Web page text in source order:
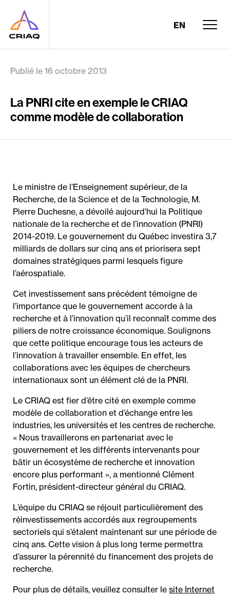
EN
Publié le 16 octobre 2013
La PNRI cite en exemple le CRIAQ
comme modèle de collaboration
Le ministre de l’Enseignement supérieur, de la
Recherche, de la Science et de la Technologie, M.
Pierre Duchesne, a dévoilé aujourd’hui la Politique
nationale de la recherche et de l’innovation (PNRI)
2014-2019. Le gouvernement du Québec investira 3,7
milliards de dollars sur cinq ans et priorisera sept
domaines stratégiques parmi lesquels figure
l’aérospatiale.
Cet investissement sans précédent témoigne de
l’importance que le gouvernement accorde à la
recherche et à l’innovation qu’il reconnaît comme des
piliers de notre croissance économique. Soulignons
que cette politique encourage tous les acteurs de
l’innovation à travailler ensemble. En effet, les
collaborations avec les équipes de chercheurs
internationaux sont un élément clé de la PNRI.
Le CRIAQ est fier d’être cité en exemple comme
modèle de collaboration et d’échange entre les
industries, les universités et les centres de recherche.
« Nous travaillerons en partenariat avec le
gouvernement et les différents intervenants pour
bâtir un écosystème de recherche et innovation
encore plus performant », a mentionné Clément
Fortin, président-directeur général du CRIAQ.
L’équipe du CRIAQ se réjouit particulièrement des
réinvestissements accordés aux regroupements
sectoriels qui s’étalent maintenant sur une période de
cinq ans. Cette vision à plus long terme permettra
d’assurer la pérennité du financement des projets de
recherche.
Pour plus de détails, veuillez consulter le site Internet